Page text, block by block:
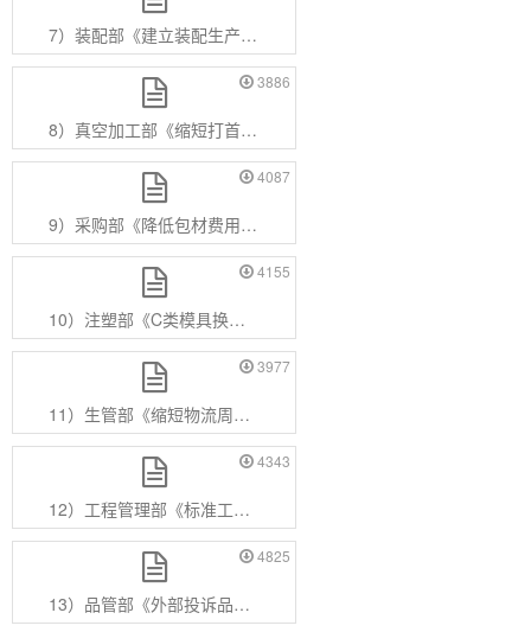
7）装配部《建立装配生产线切换流程》.pdf
8）真空加工部《缩短打首件时间》.pdf
3886
9）采购部《降低包材费用》.pdf
4087
10）注塑部《C类模具换模作业流程标准化》.pdf
4155
11）生管部《缩短物流周期》.pdf
3977
12）工程管理部《标准工艺制定与改善和验证》.pdf
4343
13）品管部《外部投诉品质改善》.pdf
4825